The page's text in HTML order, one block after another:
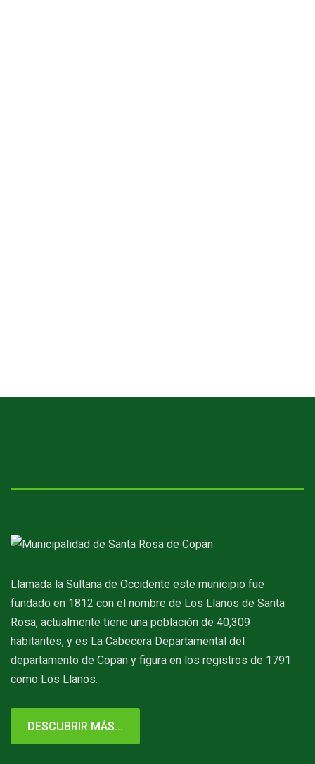
Llamada la Sultana de Occidente este municipio fue
fundado en 1812 con el nombre de Los Llanos de Santa
Rosa, actualmente tiene una población de 40,309
habitantes, y es La Cabecera Departamental del
departamento de Copan y figura en los registros de 1791
como Los Llanos.
DESCUBRIR MÁS...